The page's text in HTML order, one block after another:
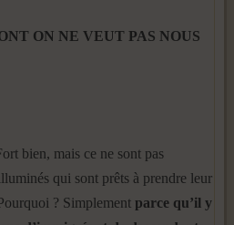
ON NE VEUT PAS NOUS
bien, mais ce ne sont pas
qui sont prêts à prendre leur
? Simplement parce qu’il y